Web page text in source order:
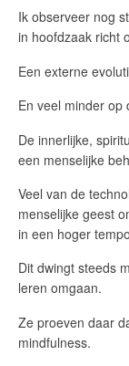
Ik observeer nog
in hoofdzaak richt
Een externe
En veel minder op
De innerlijke,
een menselijke
Veel van de
menselijke geest
in een hoger
Dit dwingt steeds
leren omgaan.
Ze proeven daar
mindfulness.